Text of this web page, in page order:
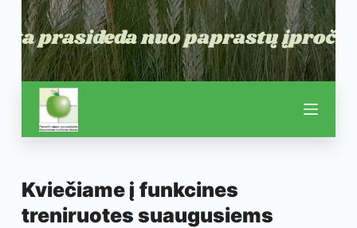
Kviečiame į funkcines
treniruotes suaugusiems